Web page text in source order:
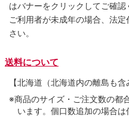
はバナーをクリックしてご確認
ご利用者が未成年の場合、法
さい。
送料について
【北海道（北海道内の離島も
※商品のサイズ・ご注文数の都
います。個口数追加の場合